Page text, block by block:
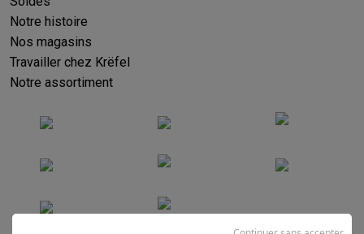
Notre histoire
Nos magasins
Travailler chez Krëfel
Notre assortiment